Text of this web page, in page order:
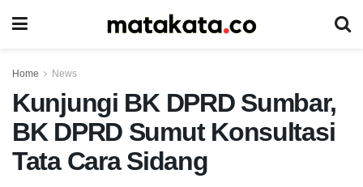
Home News
Kunjungi BK DPRD Sumbar,
BK DPRD Sumut Konsultasi
Tata Cara Sidang